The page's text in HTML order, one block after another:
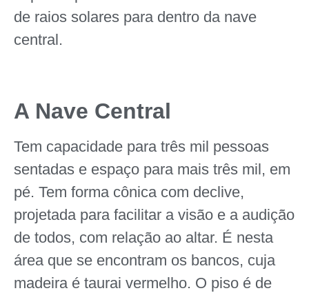
de raios solares para dentro da nave
central.
A Nave Central
Tem capacidade para três mil pessoas
sentadas e espaço para mais três mil, em
pé. Tem forma cônica com declive,
projetada para facilitar a visão e a audição
de todos, com relação ao altar. É nesta
área que se encontram os bancos, cuja
madeira é taurai vermelho. O piso é de